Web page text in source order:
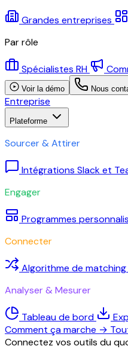
Grandes entreprises
Par rôle
Spécialistes RH
Voir la démo Nous
Entreprise
Plateforme
Sourcer & Attirer
Intégrations Slack et
Engager
Programmes
Connecter
Algorithme de matching
Analyser & Mesurer
Tableau de bord
Comment ça marche →
Connectez vos outils du